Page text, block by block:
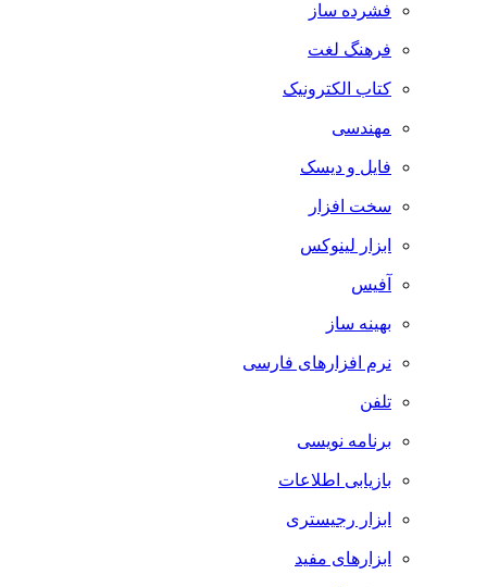
فشرده ساز
فرهنگ لغت
کتاب الکترونیک
مهندسی
فایل و دیسک
سخت افزار
ابزار لینوکس
آفیس
بهینه ساز
نرم افزارهای فارسی
تلفن
برنامه نویسی
بازیابی اطلاعات
ابزار رجیستری
ابزارهای مفید